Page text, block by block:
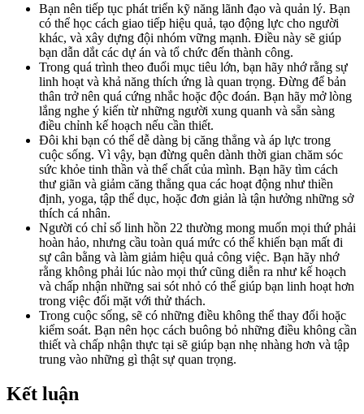
Bạn nên tiếp tục phát triển kỹ năng lãnh đạo và quản lý. Bạn
có thể học cách giao tiếp hiệu quả, tạo động lực cho người
khác, và xây dựng đội nhóm vững mạnh. Điều này sẽ giúp
bạn dẫn dắt các dự án và tổ chức đến thành công.
Trong quá trình theo đuổi mục tiêu lớn, bạn hãy nhớ rằng sự
linh hoạt và khả năng thích ứng là quan trọng. Đừng để bản
thân trở nên quá cứng nhắc hoặc độc đoán. Bạn hãy mở lòng
lắng nghe ý kiến từ những người xung quanh và sẵn sàng
điều chỉnh kế hoạch nếu cần thiết.
Đôi khi bạn có thể dễ dàng bị căng thẳng và áp lực trong
cuộc sống. Vì vậy, bạn đừng quên dành thời gian chăm sóc
sức khỏe tinh thần và thể chất của mình. Bạn hãy tìm cách
thư giãn và giảm căng thẳng qua các hoạt động như thiền
định, yoga, tập thể dục, hoặc đơn giản là tận hưởng những sở
thích cá nhân.
Người có chỉ số linh hồn 22 thường mong muốn mọi thứ phải
hoàn hảo, nhưng cầu toàn quá mức có thể khiến bạn mất đi
sự cân bằng và làm giảm hiệu quả công việc. Bạn hãy nhớ
rằng không phải lúc nào mọi thứ cũng diễn ra như kế hoạch
và chấp nhận những sai sót nhỏ có thể giúp bạn linh hoạt hơn
trong việc đối mặt với thử thách.
Trong cuộc sống, sẽ có những điều không thể thay đổi hoặc
kiểm soát. Bạn nên học cách buông bỏ những điều không cần
thiết và chấp nhận thực tại sẽ giúp bạn nhẹ nhàng hơn và tập
trung vào những gì thật sự quan trọng.
Kết luận